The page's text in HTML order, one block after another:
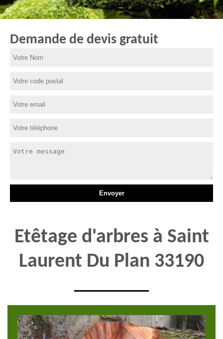
Demande de devis gratuit
Etêtage d'arbres à Saint
Laurent Du Plan 33190